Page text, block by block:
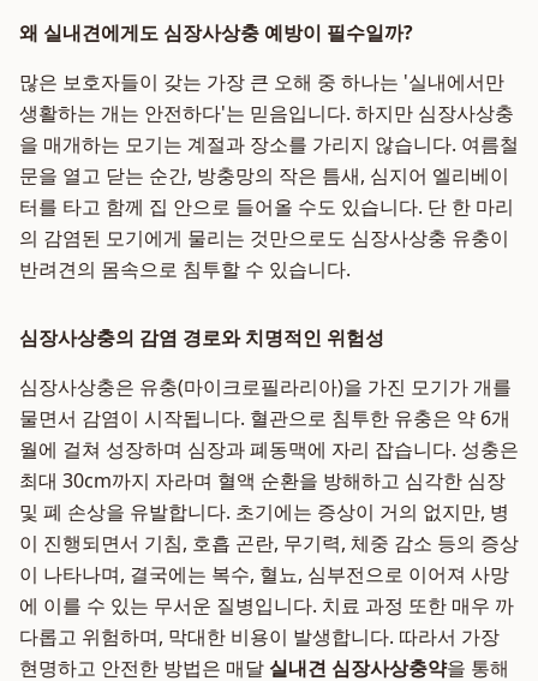
왜 실내견에게도 심장사상충 예방이 필수일까?
많은 보호자들이 갖는 가장 큰 오해 중 하나는 '실내에서만
생활하는 개는 안전하다'는 믿음입니다. 하지만 심장사상충
을 매개하는 모기는 계절과 장소를 가리지 않습니다. 여름철
문을 열고 닫는 순간, 방충망의 작은 틈새, 심지어 엘리베이
터를 타고 함께 집 안으로 들어올 수도 있습니다. 단 한 마리
의 감염된 모기에게 물리는 것만으로도 심장사상충 유충이
반려견의 몸속으로 침투할 수 있습니다.
심장사상충의 감염 경로와 치명적인 위험성
심장사상충은 유충(마이크로필라리아)을 가진 모기가 개를
물면서 감염이 시작됩니다. 혈관으로 침투한 유충은 약 6개
월에 걸쳐 성장하며 심장과 폐동맥에 자리 잡습니다. 성충은
최대 30cm까지 자라며 혈액 순환을 방해하고 심각한 심장
및 폐 손상을 유발합니다. 초기에는 증상이 거의 없지만, 병
이 진행되면서 기침, 호흡 곤란, 무기력, 체중 감소 등의 증상
이 나타나며, 결국에는 복수, 혈뇨, 심부전으로 이어져 사망
에 이를 수 있는 무서운 질병입니다. 치료 과정 또한 매우 까
다롭고 위험하며, 막대한 비용이 발생합니다. 따라서 가장
현명하고 안전한 방법은 매달 실내견 심장사상충약을 통해